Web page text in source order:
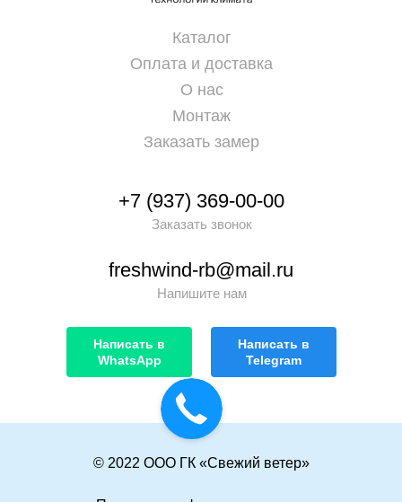
+7 (937) 369-00-00
Заказать звонок
freshwind-rb@mail.ru
Напишите нам
Каталог
Оплата и доставка
О нас
Монтаж
Заказать замер
Написать в
WhatsApp
Написать в
Telegram
© 2022 ООО ГК «Свежий ветер»